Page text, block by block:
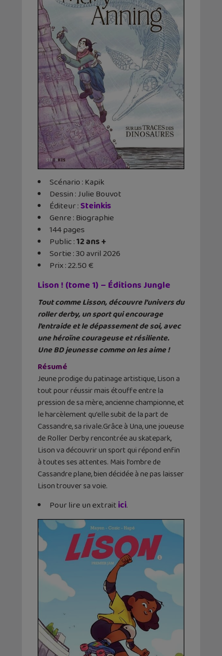
Scénario : Kapik
Dessin : Julie Bouvot
Éditeur ‏:Steinkis
Genre : Biographie
144 pages
Public :12 ans +
Sortie : 30 avril 2026
Prix : 22.50 €
Lison ! (tome 1) – Éditions Jungle
Tout comme Lisson, découvre l’univers du
roller derby, un sport qui encourage
l’entraide et le dépassement de soi, avec
une héroïne courageuse et résiliente.
Une BD jeunesse comme on les aime !
Résumé
Jeune prodige du patinage artistique, Lison a
tout pour réussir mais étouffe entre la
pression de sa mère, ancienne championne, et
le harcèlement qu’elle subit de la part de
Cassandre, sa rivale.Grâce à Una, une joueuse
de Roller Derby rencontrée au skatepark,
Lison va découvrir un sport qui répond enfin
à toutes ses attentes. Mais l’ombre de
Cassandre plane, bien décidée à ne pas laisser
Lison trouver sa voie.
Pour lire un extraitici.